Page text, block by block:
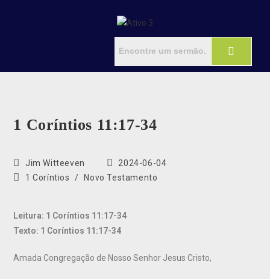
1 Coríntios 11:17-34
Jim Witteeven
2024-06-04
1 Coríntios
/ Novo Testamento
Leitura: 1 Coríntios 11:17-34
Texto: 1 Coríntios 11:17-34
Amada Congregação de Nosso Senhor Jesus Cristo,